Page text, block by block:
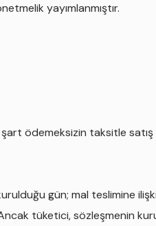
yayımlanmıştır.
ödemeksizin taksitle
gün; mal teslimine
tüketici, sözleşmenin